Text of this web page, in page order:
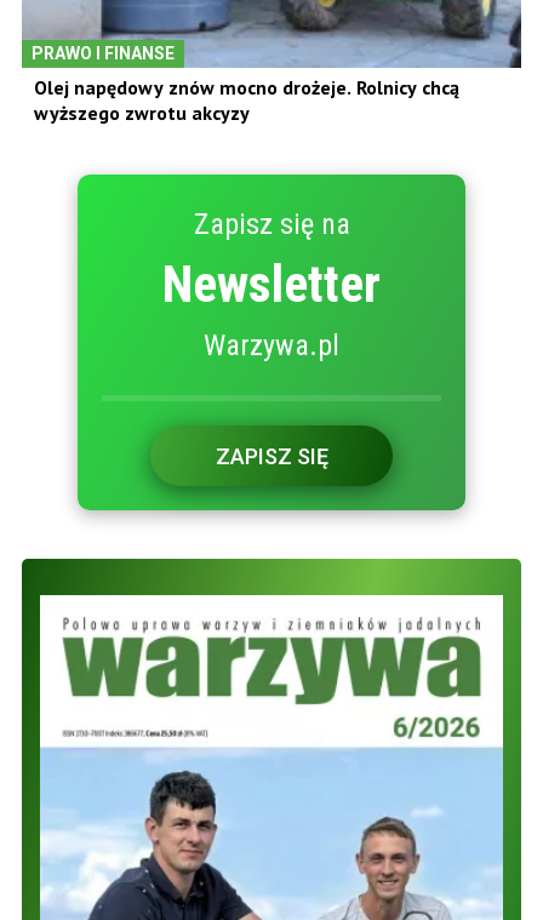
PRAWO I FINANSE
Olej napędowy znów mocno drożeje. Rolnicy chcą
wyższego zwrotu akcyzy
Zapisz się na
Newsletter
Warzywa.pl
ZAPISZ SIĘ